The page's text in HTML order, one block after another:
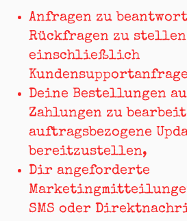
Anfragen zu
Rückfragen zu
einschließlich
Deine Bestellungen
Zahlungen zu
auftragsbezogene
bereitzustellen,
Dir angeforderte
SMS oder